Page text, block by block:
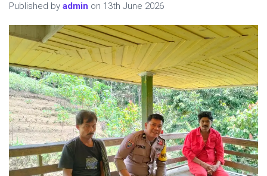
Published by admin on 13th June 2026